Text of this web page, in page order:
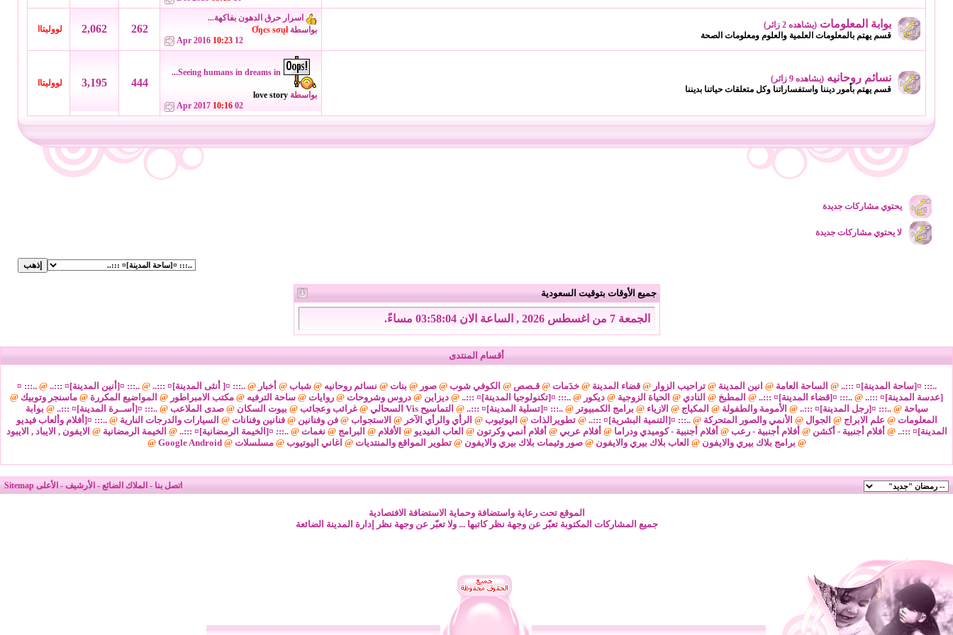
بوابة المعلومات (يشاهده 2 زائر)
قسم يهتم بالمعلومات العلمية والعلوم ومعلومات الصحة
اسرار حرق الدهون بفاكهة...
بواسطةƠŋєѕ ѕσųł
12 Apr 2016
10:23
262
2,062 لووليتاا
نسائم روحانيه (يشاهده 9 زائر)
قسم يهتم بأمور ديننا واستفساراتنا وكل متعلقات حياتنا بديننا
Seeing humans in dreams in...
بواسطة love story
02 Apr 2017
10:16
444
3,195 لووليتاا
يحتوي مشاركات جديدة
لا يحتوي مشاركات جديدة
جميع الأوقات بتوقيت السعودية
الجمعة 7 من اغسطس 2026 , الساعة الان 03:58:05 مساءً.
أقسام المنتدى
..::: ¤[ساحة المدينة]¤ :::.. @ الساحة العامة @ انين المدينة @تراحيب الزوار @قضاء المدينة @خدَمات @قـصص @ الكوفي شوب @صور @ بنات @ نسائم روحانيه @شباب @ أخبار @..::: ¤[ أنثى المدينة]¤ :::.. @..::: ¤[أنين المدينة]¤ :::.. @
..::: ¤
[عدسة المدينة]¤ :::.. @ ..::: ¤[قضاء المدينة]¤ :::.. @ المطبخ @ النادي @ الحياة الزوجية @ ديكور @ ..::: ¤[تكنولوجيا المدينة]¤ :::.. @ ديزاين @ دروس وشروحات @ روايات @ ساحة الترفيه @ مكتب الامبراطور @ المواضيع المكررة @ ماسنجر وتوبيك @
سياحة @..::: ¤[رجل المدينة]¤ :::.. @ الأمومة والطفولة @ المكياج @ الازياء @ برامج الكمبيوتر @..::: ¤[تسلية المدينة]¤ :::.. @ التماسيح Vis السحالي @غرائب وعجائب @ بيوت السكان @صدى الملاعب @..::: ¤[أســرة المدينة]¤ :::.. @ بوابة
المعلومات @ علم الابراج @ الجوال @ الأنمي والصور المتحركة @..::: ¤[التنمية البشرية]¤ :::.. @تطويرالذات @ اليوتيوب @ الرأي والرأي الآخر @ الاستجواب @فن وفنانين @فنانين وفنانات @ السيارات والدرجات النارية @..::: ¤[أفلام وألعاب فيديو
المدينة]¤ :::.. @ أفلام أجنبية - أكشن @ أفلام أجنبية - رعب @ أفلام أجنبية - كوميدي ودراما @ أفلام عربي @ أفلام أنمي وكرتون @ العاب الفيديو @ الأفلام @ البرامج @ نغمات @..::: ¤[الخيمة الرمضانية]¤ :::.. @ الخيمة الرمضانية @ الايفون , الايباد , الايبود
@ برامج بلاك بيري والايفون @ العاب بلاك بيري والايفون @صور وثيمات بلاك بيري والايفون @تطوير المواقع والمنتديات @ اغاني اليوتيوب @مسلسلات @
Google Android
@
اتصل بنا - الملاك الضائع - الأرشيف - الأعلى Sitemap
الموقع تحت رعاية واستضافة وحماية الاستضافة الافتصادية
جميع المشاركات المكتوبة تعبّر عن وجهة نظر كاتبها ... ولا تعبّر عن وجهة نظر إدارة المدينة الضائعة